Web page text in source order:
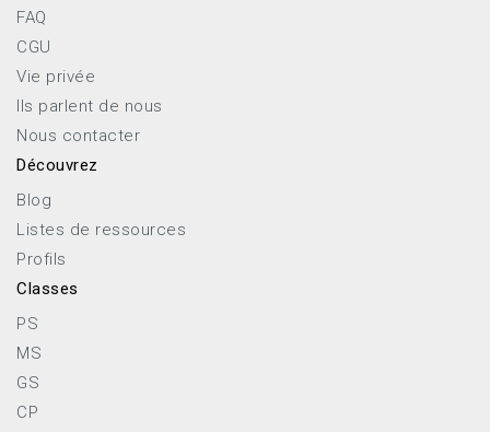
FAQ
CGU
Vie privée
Ils parlent de nous
Nous contacter
Découvrez
Blog
Listes de ressources
Profils
Classes
PS
MS
GS
CP